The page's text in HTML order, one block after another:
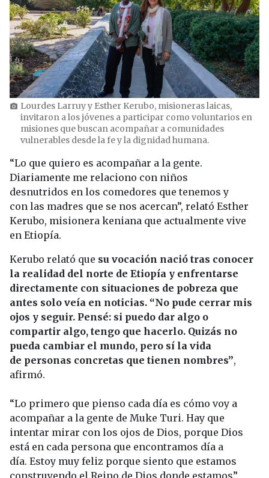
photo_camera Lourdes Larruy y Esther Kerubo, misioneras laicas,
invitaron a los jóvenes a participar como voluntarios en
misiones que buscan acompañar a comunidades
vulnerables desde la fe y la dignidad humana.
“Lo que quiero es acompañar a la gente.
Diariamente me relaciono con niños
desnutridos en los comedores que tenemos y
con las madres que se nos acercan”, relató Esther
Kerubo, misionera keniana que actualmente vive
en Etiopía.
Kerubo relató que su vocación nació tras conocer
la realidad del norte de Etiopía y enfrentarse
directamente con situaciones de pobreza que
antes solo veía en noticias. “No pude cerrar mis
ojos y seguir. Pensé: si puedo dar algo o
compartir algo, tengo que hacerlo. Quizás no
pueda cambiar el mundo, pero sí la vida
de personas concretas que tienen nombres”,
afirmó.
“Lo primero que pienso cada día es cómo voy a
acompañar a la gente de Muke Turi. Hay que
intentar mirar con los ojos de Dios, porque Dios
está en cada persona que encontramos día a
día. Estoy muy feliz porque siento que estamos